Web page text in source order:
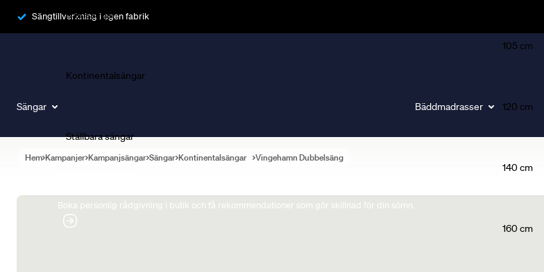
Sängtillverkning i egen fabrik
Sängar
Ramsängar
Kontinentalsängar
Ställbara sängar
Boka personlig rådgivning i butik och få rekommendationer som gör skillnad för din sömn.
Bäddmadrasser
105 cm
120 cm
140 cm
160 cm
Hem Kampanjer Kampanjsängar Sängar Kontinentalsängar Vingehamn Dubbelsäng